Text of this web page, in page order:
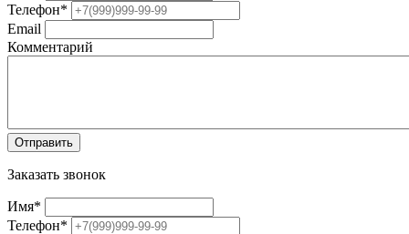
Телефон*
Email
Комментарий
Заказать звонок
Имя*
Телефон*